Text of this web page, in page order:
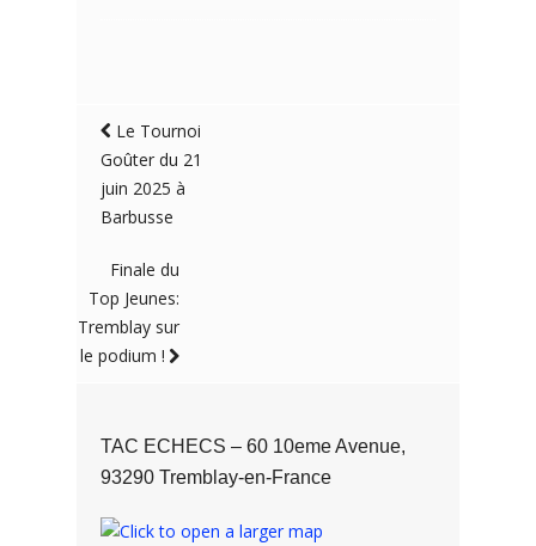
Le Tournoi
Goûter du 21
juin 2025 à
Barbusse
Finale du
Top Jeunes:
Tremblay sur
le podium !
TAC ECHECS – 60 10eme Avenue,
93290 Tremblay-en-France